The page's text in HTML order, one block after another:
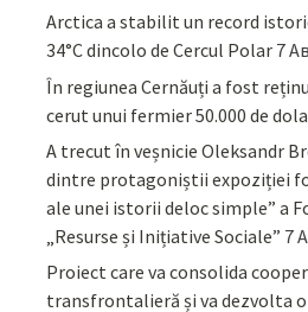
Arctica a stabilit un record
34°C dincolo de Cercul Polar 7
În regiunea Cernăuți a fost
cerut unui fermier 50.000 de
A trecut în veșnicie Oleksandr
dintre protagoniștii expoziției
ale unei istorii deloc simple” a
„Resurse și Inițiative Sociale” 7
Proiect care va consolida
transfrontalieră și va dezvolta